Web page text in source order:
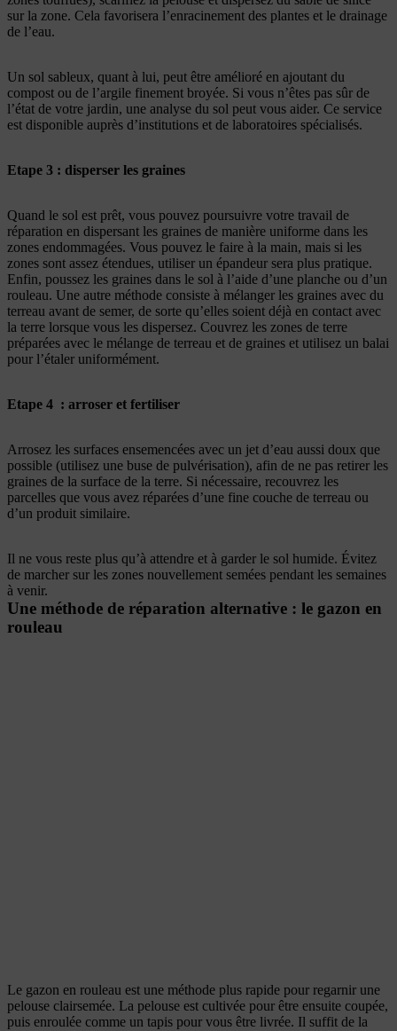
sur la zone. Cela favorisera l’enracinement des plantes et le drainage
de l’eau.
Un sol sableux, quant à lui, peut être amélioré en ajoutant du
compost ou de l’argile finement broyée. Si vous n’êtes pas sûr de
l’état de votre jardin, une analyse du sol peut vous aider. Ce service
est disponible auprès d’institutions et de laboratoires spécialisés.
Etape 3 : disperser les graines
Quand le sol est prêt, vous pouvez poursuivre votre travail de
réparation en dispersant les graines de manière uniforme dans les
zones endommagées. Vous pouvez le faire à la main, mais si les
zones sont assez étendues, utiliser un épandeur sera plus pratique.
Enfin, poussez les graines dans le sol à l’aide d’une planche ou d’un
rouleau. Une autre méthode consiste à mélanger les graines avec du
terreau avant de semer, de sorte qu’elles soient déjà en contact avec
la terre lorsque vous les dispersez. Couvrez les zones de terre
préparées avec le mélange de terreau et de graines et utilisez un balai
pour l’étaler uniformément.
Etape 4 : arroser et fertiliser
Arrosez les surfaces ensemencées avec un jet d’eau aussi doux que
possible (utilisez une buse de pulvérisation), afin de ne pas retirer les
graines de la surface de la terre. Si nécessaire, recouvrez les
parcelles que vous avez réparées d’une fine couche de terreau ou
d’un produit similaire.
Il ne vous reste plus qu’à attendre et à garder le sol humide. Évitez
de marcher sur les zones nouvellement semées pendant les semaines
à venir.
Une méthode de réparation alternative : le gazon en
rouleau
Le gazon en rouleau est une méthode plus rapide pour regarnir une
pelouse clairsemée. La pelouse est cultivée pour être ensuite coupée,
puis enroulée comme un tapis pour vous être livrée. Il suffit de la